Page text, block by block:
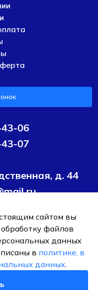
06
07
д. 44
Согласие на
данных
ТК
сайтом вы
файлов
данных
в политике, в
данных.